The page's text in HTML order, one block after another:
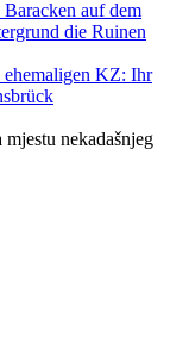
nekadašnjeg